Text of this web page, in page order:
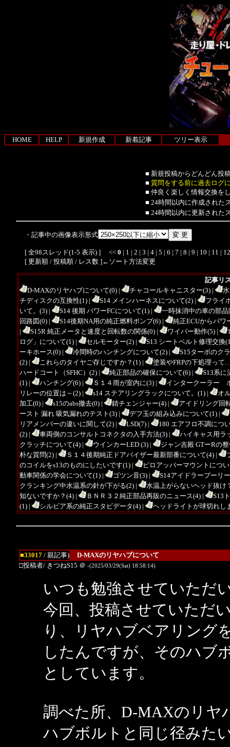
HOME HELP 新規作成 新着記事 ツリー表示
■ 新規投稿からどんどん投
■ 質問をする前に過去ログ
■ 仲良く楽しく情報交換を
■ 24時間以内に作成された
■ 24時間以内に更新された
・記事中の画像表示形式
[ 全98スレッド(1-5 表示) ] << 0 | 1 | 2 | 3 | 4 | 5 | 6 | 7 | 8 | 9 | 10 | 11 | 12
[ 更新順 / 投稿順 / レス数 ]←ソート方法変更
記事リ
D-MAXのリヤハブについて(0)| チャコールキャニスター(3)|
チディスクの互換性(1)| S14 メインハーネスについて(2)|
フライ
いて。(3)| S14 後期 パワーFCについて(1)|
一時抹消中の車の部
回路図(0)| S14後期NA用の純正燃料ポンプ(6)|
純正ECUからパワ
|
S15R 純正メータと速度と回転数の関係(0)| ワイパー動作(5)|
ログ」について(1)| セルモーター(2)|
S13 シートベルト修理交換
ーキホース(0)| 冷間時のハンチングについて(2)|
S15ターボのク
(2)| これらのタイヤご存じですか？(1)|
塗装やFRPの下処理って
ハードコート（SFHC）(2)| 純正部品の確保について(6)|
S13系に
(1)| ハンチング(6)| Ｓ１４雨が室内に(3)|
インタークーラー
リレーの位置は～(2)| s14 ステアリングラックについて。(1)|
オ
加工(0)| s15のabs撤去(0)| 錆チェンジャー(4)|
アイドリング回
ースト 漏れ 吸気漏れのテスト(3)| デフ玉の組み込みについて(1)|
リアメンバーの違いに関して(2)| LSD(7)|
180 エアフロ不調につ
(2)| 車両側のコンサルトコネクタの入手方法(3)|
ハイキャス用ラ
クラッチについて(4)| ウインカーLED (3)|
ジャン吉殿 GTーRの
朴な質問(2)| Ｓ１４後期純正ドアバイザー最新部番について(4)|
のコイルをs13のものにしたいです(1)|
ピロアッパーマウントにつ
動車関係の学会について(1)| ゴツン音(3)|
S14アイドラープーリ
クランキング中水温系の針が下がる(2)|
水温上がらないヘッド抜け
知ないですか？(4)| ＢＮＲ３２純正部品再販のニュース(4)|
S13
(1)| シルビア系の純正スタビデータ(4)| ヘッドライトが球切れし
■33017/ 親記事)
D-MAXのリヤハブについて
□投稿者/ きつねS15 ＠ -(2025/03/29(Sat) 18:58:14)
いつも勉強させていただ
今回、投稿させていただ
り、リヤハブベアリング
したんですが、そのハブ
としています。
調べた所、D-MAXのリヤ
ハブボルトと同じ径みた